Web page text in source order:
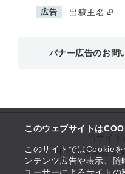
このウェブサイトは
このサイトではCookie
ンテンツ広告や表示、
広告 出稿主名
バナー広告のお問
中小企業基盤整